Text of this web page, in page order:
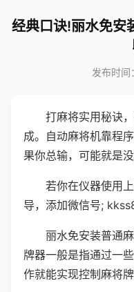
经典口诀!丽水免安
发布时
打麻将实用秘诀
成。自动麻将机靠程
果你总输，可能就是
若你在仪器使用
导，添加微信号;
丽水免安装普通
牌器一般是指通过一
作就能实现控制麻将